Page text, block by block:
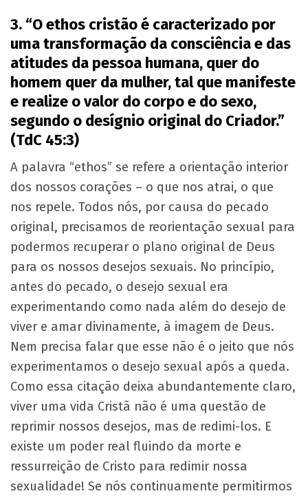
3. “O ethos cristão é caracterizado por
uma transformação da consciência e das
atitudes da pessoa humana, quer do
homem quer da mulher, tal que manifeste
e realize o valor do corpo e do sexo,
segundo o desígnio original do Criador.”
(TdC 45:3)
A palavra “ethos” se refere a orientação interior
dos nossos corações – o que nos atrai, o que
nos repele. Todos nós, por causa do pecado
original, precisamos de reorientação sexual para
podermos recuperar o plano original de Deus
para os nossos desejos sexuais. No princípio,
antes do pecado, o desejo sexual era
experimentando como nada além do desejo de
viver e amar divinamente, à imagem de Deus.
Nem precisa falar que esse não é o jeito que nós
experimentamos o desejo sexual após a queda.
Como essa citação deixa abundantemente claro,
viver uma vida Cristã não é uma questão de
reprimir nossos desejos, mas de redimi-los. E
existe um poder real fluindo da morte e
ressurreição de Cristo para redimir nossa
sexualidade! Se nós continuamente permitirmos